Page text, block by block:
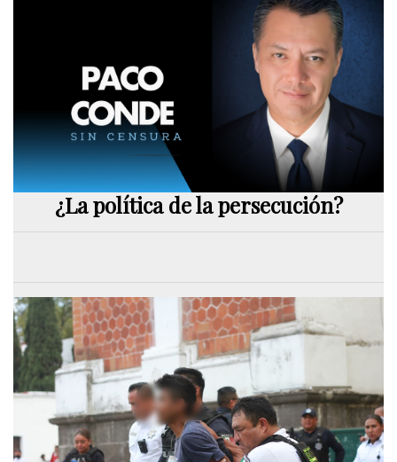
¿La política de la persecución?